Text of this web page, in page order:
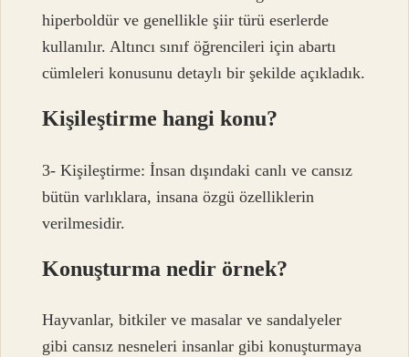
hiperboldür ve genellikle şiir türü eserlerde
kullanılır. Altıncı sınıf öğrencileri için abartı
cümleleri konusunu detaylı bir şekilde açıkladık.
Kişileştirme hangi konu?
3- Kişileştirme: İnsan dışındaki canlı ve cansız
bütün varlıklara, insana özgü özelliklerin
verilmesidir.
Konuşturma nedir örnek?
Hayvanlar, bitkiler ve masalar ve sandalyeler
gibi cansız nesneleri insanlar gibi konuşturmaya